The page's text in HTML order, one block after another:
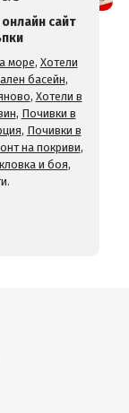
сайт
море, Хотели
басейн,
, Хотели в
, Почивки в
, Почивки в
на покриви,
и боя,